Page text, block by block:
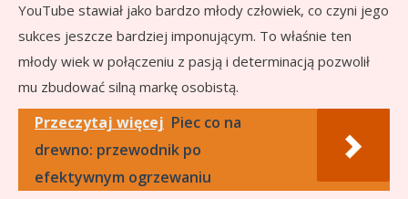
YouTube stawiał jako bardzo młody człowiek, co czyni jego
sukces jeszcze bardziej imponującym. To właśnie ten
młody wiek w połączeniu z pasją i determinacją pozwolił
mu zbudować silną markę osobistą.
Przeczytaj więcej Piec co na
drewno: przewodnik po
efektywnym ogrzewaniu